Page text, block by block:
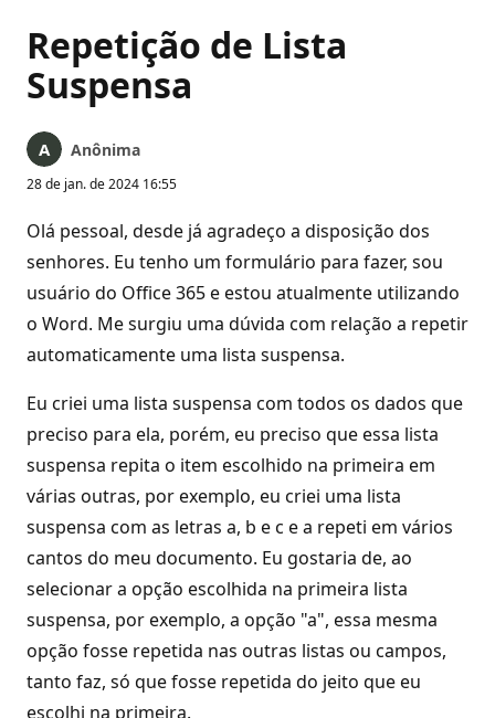
Repetição de Lista
Suspensa
Anônima
28 de jan. de 2024 16:55
Olá pessoal, desde já agradeço a disposição dos
senhores. Eu tenho um formulário para fazer, sou
usuário do Office 365 e estou atualmente utilizando
o Word. Me surgiu uma dúvida com relação a repetir
automaticamente uma lista suspensa.
Eu criei uma lista suspensa com todos os dados que
preciso para ela, porém, eu preciso que essa lista
suspensa repita o item escolhido na primeira em
várias outras, por exemplo, eu criei uma lista
suspensa com as letras a, b e c e a repeti em vários
cantos do meu documento. Eu gostaria de, ao
selecionar a opção escolhida na primeira lista
suspensa, por exemplo, a opção "a", essa mesma
opção fosse repetida nas outras listas ou campos,
tanto faz, só que fosse repetida do jeito que eu
escolhi na primeira.